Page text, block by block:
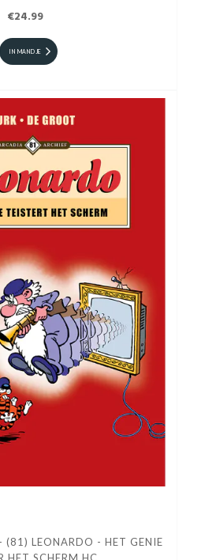
€24.99
IN MANDJE
(81) LEONARDO - HET GENIE